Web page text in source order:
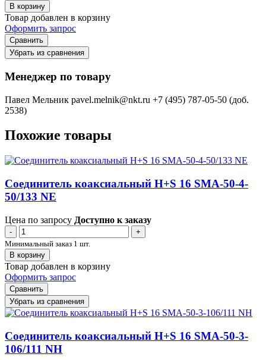
В корзину
Товар добавлен в корзину
Оформить запрос
Сравнить
Убрать из сравнения
Менеджер по товару
Павел Мельник pavel.melnik@nkt.ru +7 (495) 787-05-50 (доб.
2538)
Похожие товары
Соединитель коаксиальный H+S 16 SMA-50-4-
50/133 NE
Цена по запросу Доступно к заказу
-
+
Минимальный заказ 1 шт.
В корзину
Товар добавлен в корзину
Оформить запрос
Сравнить
Убрать из сравнения
Соединитель коаксиальный H+S 16 SMA-50-3-
106/111 NH